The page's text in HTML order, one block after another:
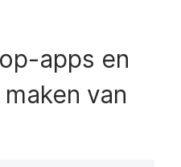
apps en
van